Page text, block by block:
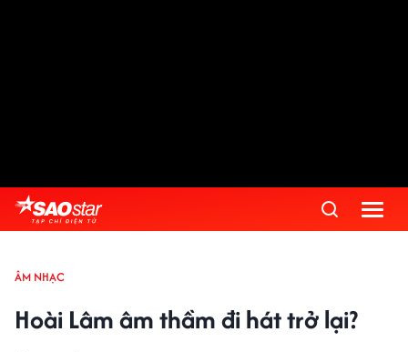
ÂM NHẠC
Hoài Lâm âm thầm đi hát trở lại?